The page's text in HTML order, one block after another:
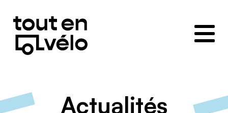
Toutenvélo
–
Coopératives
cyclologistique
Actualités